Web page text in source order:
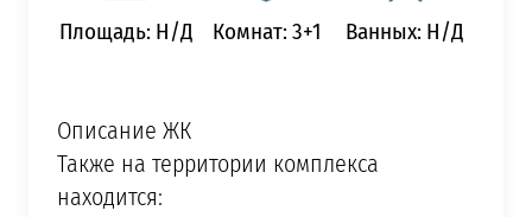
Площадь: Н/Д Комнат: 3+1 Ванных: Н/Д
Описание ЖК
Также на территории комплекса
находится: